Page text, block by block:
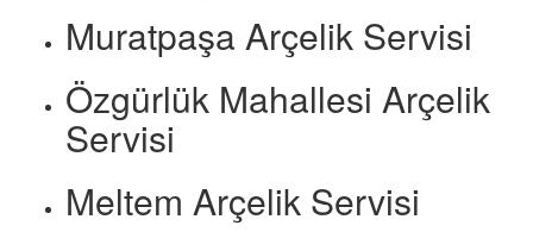
Muratpaşa Arçelik Servisi
Özgürlük Mahallesi Arçelik
Servisi
Meltem Arçelik Servisi